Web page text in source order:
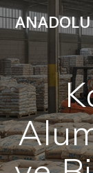
ANADOLU